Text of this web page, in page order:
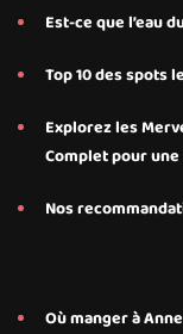
Est-ce que l’eau
Top 10 des spots
Explorez les
Complet pour
Nos
Où manger à